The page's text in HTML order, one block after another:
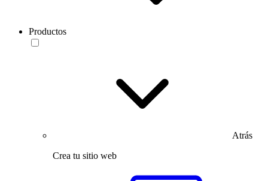
Productos
Atrás
Crea tu sitio web